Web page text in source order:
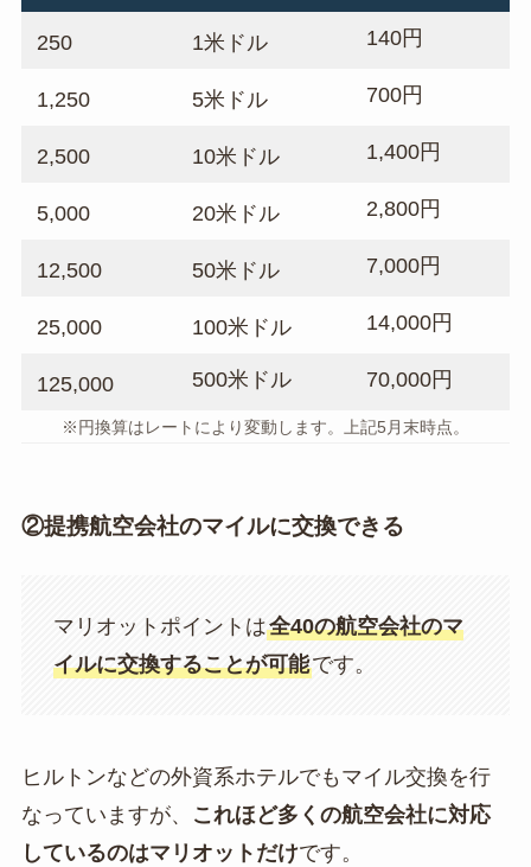
250 1米ドル 140円
1,250 5米ドル 700円
2,500 10米ドル 1,400円
5,000 20米ドル 2,800円
12,500 50米ドル 7,000円
25,000 100米ドル 14,000円
125,000 500米ドル 70,000円
※円換算はレートにより変動します。上記5月末時点。
②提携航空会社のマイルに交換できる
マリオットポイントは全40の航空会社のマ
イルに交換することが可能です。
ヒルトンなどの外資系ホテルでもマイル交換を行
なっていますが、
これほど多くの航空会社に対応
しているのはマリオットだけです。